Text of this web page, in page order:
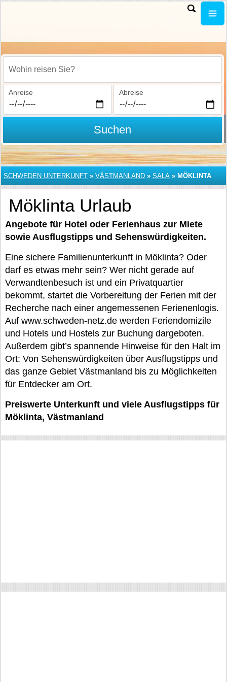
Wohin reisen Sie?
Anreise Abreise
Suchen
SCHWEDEN UNTERKUNFT » VÄSTMANLAND » SALA » MÖKLINTA
Möklinta Urlaub
Angebote für Hotel oder Ferienhaus zur Miete
sowie Ausflugstipps und Sehenswürdigkeiten.
Eine sichere Familienunterkunft in Möklinta? Oder
darf es etwas mehr sein? Wer nicht gerade auf
Verwandtenbesuch ist und ein Privatquartier
bekommt, startet die Vorbereitung der Ferien mit der
Recherche nach einer angemessenen Ferienenlogis.
Auf www.schweden-netz.de werden Feriendomizile
und Hotels und Hostels zur Buchung dargeboten.
Außerdem gibt’s spannende Hinweise für den Halt im
Ort: Von Sehenswürdigkeiten über Ausflugstipps und
das ganze Gebiet Västmanland bis zu Möglichkeiten
für Entdecker am Ort.
Preiswerte Unterkunft und viele Ausflugstipps für
Möklinta, Västmanland